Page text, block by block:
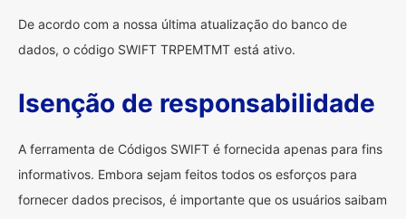
De acordo com a nossa última atualização do banco de
dados, o código SWIFT TRPEMTMT está ativo.
Isenção de responsabilidade
A ferramenta de Códigos SWIFT é fornecida apenas para fins
informativos. Embora sejam feitos todos os esforços para
fornecer dados precisos, é importante que os usuários saibam